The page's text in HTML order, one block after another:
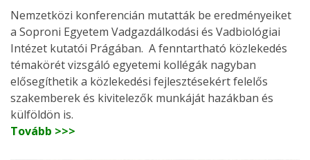
Nemzetközi konferencián mutatták be eredményeiket
a Soproni Egyetem Vadgazdálkodási és Vadbiológiai
Intézet kutatói Prágában. A fenntartható közlekedés
témakörét vizsgáló egyetemi kollégák nagyban
elősegíthetik a közlekedési fejlesztésekért felelős
szakemberek és kivitelezők munkáját hazákban és
külföldön is.
Tovább >>>